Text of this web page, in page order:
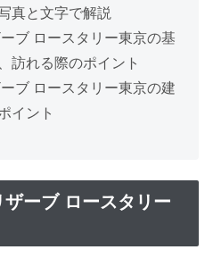
真と文字で解説
ブ ロースタリー東京の基
訪れる際のポイント
ブ ロースタリー東京の建
イント
ーブ ロースタリー